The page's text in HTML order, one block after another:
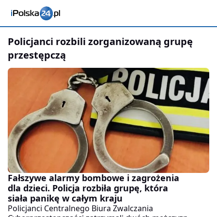
policjanci rozbili zorganizowaną grupę
przestępczą
Fałszywe alarmy bombowe i zagrożenia
dla dzieci. Policja rozbiła grupę, która
siała panikę w całym kraju
Policjanci Centralnego Biura Zwalczania